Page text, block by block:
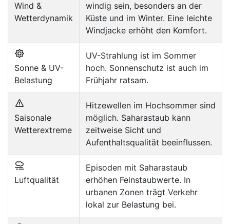
Wind &
Wetterdynamik
windig sein, besonders an der
Küste und im Winter. Eine leichte
Windjacke erhöht den Komfort.
Sonne & UV-
Belastung
UV-Strahlung ist im Sommer
hoch. Sonnenschutz ist auch im
Frühjahr ratsam.
Saisonale
Wetterextreme
Hitzewellen im Hochsommer sind
möglich. Saharastaub kann
zeitweise Sicht und
Aufenthaltsqualität beeinflussen.
Luftqualität
Episoden mit Saharastaub
erhöhen Feinstaubwerte. In
urbanen Zonen trägt Verkehr
lokal zur Belastung bei.